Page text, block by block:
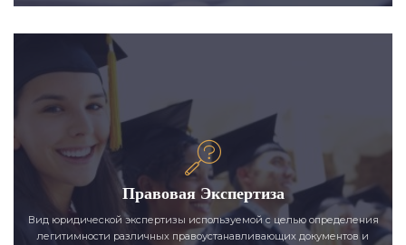
Правовая Экспертиза
Вид юридической экспертизы используемой с целью определения
легитимности различных правоустанавливающих документов и